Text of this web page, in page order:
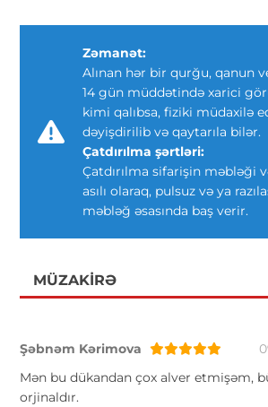
Zəmanət:
Alınan hər bir qurğu, qanun
14 gün müddətində xarici
kimi qalıbsa, fiziki müdaxilə
dəyişdirilib və qaytarıla bilər.
Çatdırılma şərtləri:
Çatdırılma sifarişin məbləği
asılı olaraq, pulsuz və ya
məbləğ əsasında baş verir.
MÜZAKIRƏ
Şəbnəm Kərimova
Mən bu dükandan çox alver etmişəm,
orjinaldır.